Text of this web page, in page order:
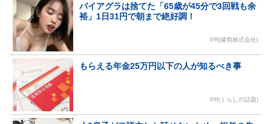
バイアグラは捨てた「65歳が45分で3回戦も余
裕」1日31円で朝まで絶好調！
PR(健商株式会社)
もらえる年金25万円以下の人が知るべき事
PR(くらしの話題)